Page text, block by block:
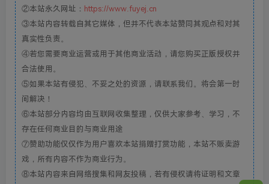
②本站永久网址： https://www.fuyej.cn
③本站内容转载自其它媒体，但并不代表本站赞同其观点和对其
真实性负责。
④若您需要商业运营或用于其他商业活动，请您购买正版授权并
合法使用。
⑤如果本站有侵犯、不妥之处的资源，请联系我们。将会第一时
间解决！
⑥本站部分内容均由互联网收集整理，仅供大家参考、学习，不
存在任何商业目的与商业用途
⑦赞助功能仅仅作为用户喜欢本站捐赠打赏功能，本站不贩卖游
戏，所有内容不作为商业行为。
⑧本站内容来自网络搜集和网友投稿，若有侵权请将证明和文章